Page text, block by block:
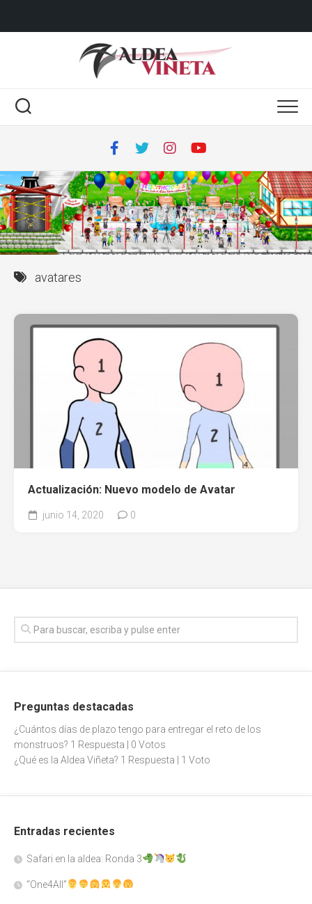
avatares
Actualización: Nuevo modelo de Avatar
junio 14, 2020 0
Preguntas destacadas
¿Cuántos días de plazo tengo para entregar el reto de los
monstruos? 1 Respuesta
0 Votos
¿Qué es la Aldea Viñeta? 1 Respuesta 1 Voto
Entradas recientes
Safari en la aldea: Ronda 3
“One4All”